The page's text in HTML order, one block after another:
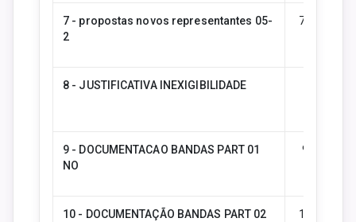
7 - propostas novos representantes 05-
2
7 -
8 - JUSTIFICATIVA INEXIGIBILIDADE
9 - DOCUMENTACAO BANDAS PART 01
NO
9 -
10 - DOCUMENTAÇÃO BANDAS PART 02
10 -